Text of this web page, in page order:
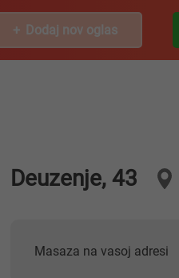
Dodaj nov oglas
Deuzenje, 43
Masaza na vasoj adresi